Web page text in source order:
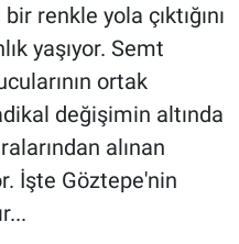
renkle yola çıktığını
yaşıyor. Semt
ortak
değişimin altında
alınan
İşte Göztepe'nin